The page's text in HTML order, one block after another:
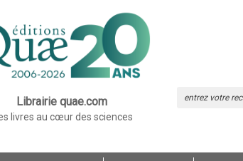
Librairie quae.com
livres au cœur des sciences